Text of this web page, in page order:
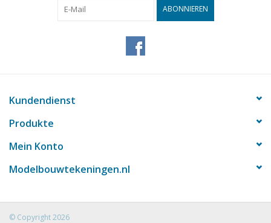
ABONNIEREN
Kundendienst
Produkte
Mein Konto
Modelbouwtekeningen.nl
© Copyright 2026